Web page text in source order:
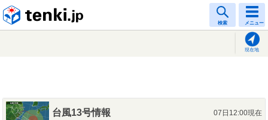
検索 メニュー
現在地
台風13号情報
07日12:00現在